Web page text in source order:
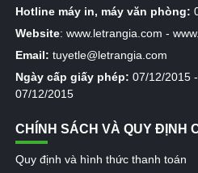
Hotline máy in, máy văn phòng:
Website: www.letrangia.com -
Email: tuyetle@letrangia.com
Ngày cấp giấy phép: 07/12/2015 -
07/12/2015
CHÍNH SÁCH VÀ QUY ĐỊNH
Quy định và hình thức thanh toán